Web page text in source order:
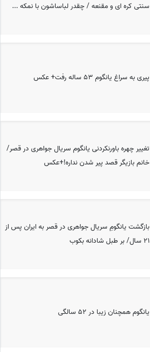
سنتی کره ای و مقنعه / چقدر لباساشون با نمکه ...
پیری به سراغ یانگوم 53 ساله رفت+ عکس
تغییر چهره باورنکردنی یانگوم سریال جواهری در قصر/
خانم بازیگر قصد پیر شدن نداره!+عکس
بازگشت یانگومِ سریال جواهری در قصر به ایران پس از
21 سال/ بر طبل شادانه بکوب
یانگوم همچنان زیبا در 52 سالگی